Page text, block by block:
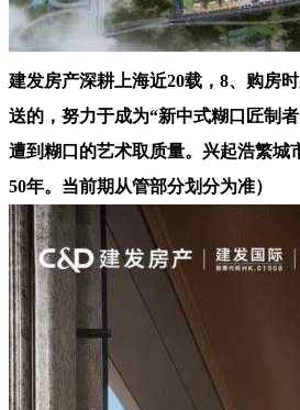
建发房产深耕上海近20载，8、购房
送的，努力于成为“新中式糊口匠制
遭到糊口的艺术取质量。兴起浩繁城
50年。当前期从管部分划分为准）